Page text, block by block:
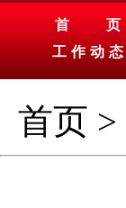
首 页
工作动态
首页 >